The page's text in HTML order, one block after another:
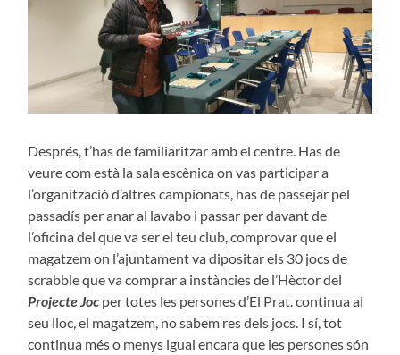
Després, t’has de familiaritzar amb el centre. Has de
veure com està la sala escènica on vas participar a
l’organització d’altres campionats, has de passejar pel
passadís per anar al lavabo i passar per davant de
l’oficina del que va ser el teu club, comprovar que el
magatzem on l’ajuntament va dipositar els 30 jocs de
scrabble que va comprar a instàncies de l’Hèctor del
Projecte Joc per totes les persones d’El Prat. continua al
seu lloc, el magatzem, no sabem res dels jocs. I sí, tot
continua més o menys igual encara que les persones són